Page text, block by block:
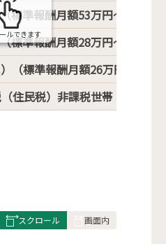
標準報酬月額53万円～79万円
標準報酬月額28万円～50万円
（標準報酬月額26万円以下の
住民税）非課税世帯（オ）
ルできます